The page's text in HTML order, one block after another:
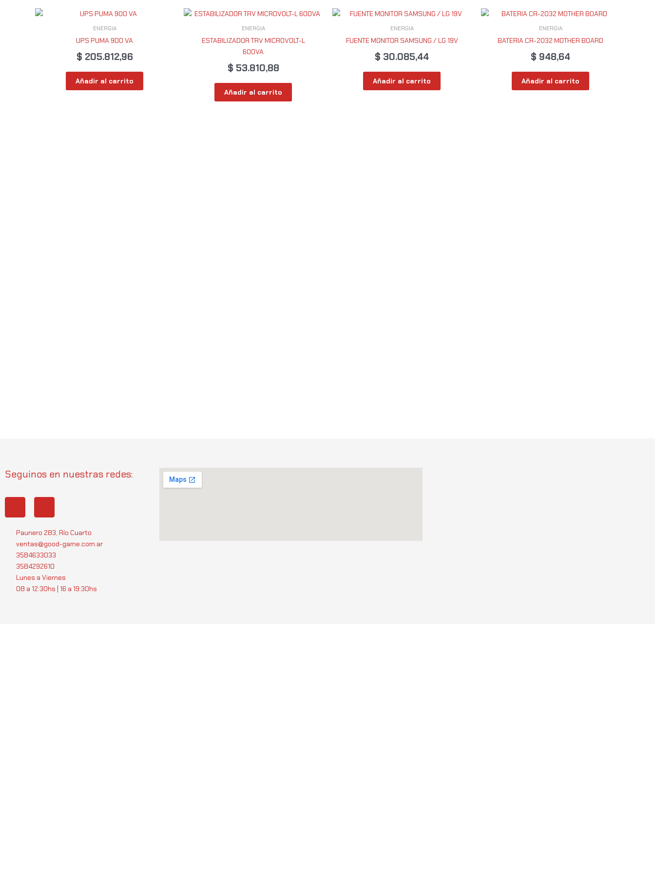
ENERGIA
UPS PUMA 900 VA
$ 205.812,96
Añadir al carrito
ENERGIA
ESTABILIZADOR TRV MICROVOLT-L
600VA
$ 53.810,88
Añadir al carrito
ENERGIA
FUENTE MONITOR SAMSUNG / LG 19V
$ 30.085,44
Añadir al carrito
ENERGIA
BATERIA CR-2032 MOTHER BOARD
$ 948,64
Añadir al carrito
Seguinos en nuestras redes:
t
a
g
r
a
m
t
s
a
p
p
Paunero 283, Río Cuarto
ventas@good-game.com.ar
3584633033
3584292610
Lunes a Viernes
08 a 12:30hs | 16 a 19:30hs